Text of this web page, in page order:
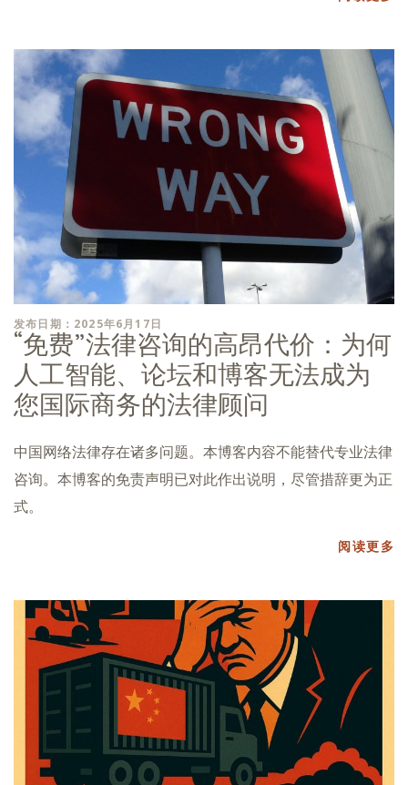
发布日期：2025年6月17日
“免费”法律咨询的高昂代价：为何
人工智能、论坛和博客无法成为
您国际商务的法律顾问
中国网络法律存在诸多问题。本博客内容不能替代专业法律
咨询。本博客的免责声明已对此作出说明，尽管措辞更为正
式。
阅读更多